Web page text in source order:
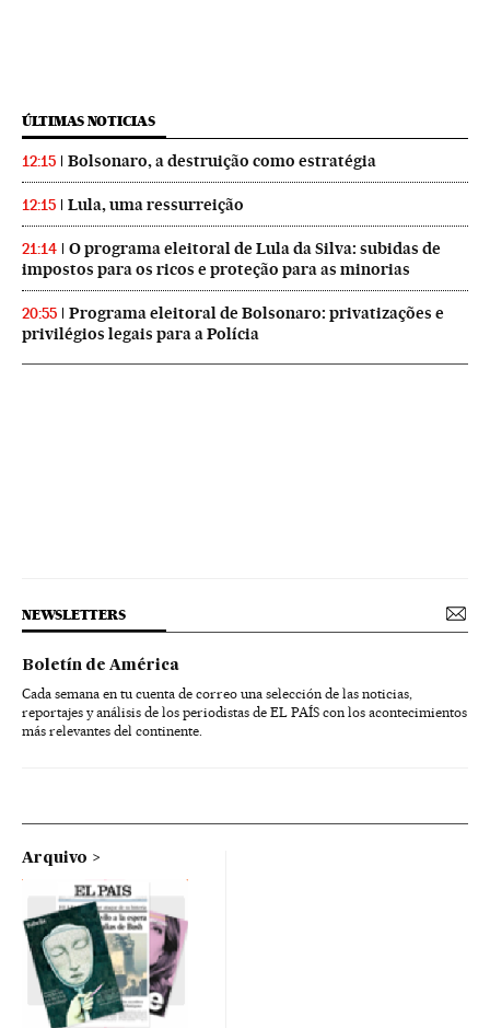
ÚLTIMAS NOTICIAS
12:15 Bolsonaro, a destruição como estratégia
12:15 Lula, uma ressurreição
21:14
O programa eleitoral de Lula da Silva: subidas de
impostos para os ricos e proteção para as minorias
20:55
Programa eleitoral de Bolsonaro: privatizações e
privilégios legais para a Polícia
NEWSLETTERS
Boletín de América
Cada semana en tu cuenta de correo una selección de las noticias,
reportajes y análisis de los periodistas de EL PAÍS con los acontecimientos
más relevantes del continente.
Arquivo